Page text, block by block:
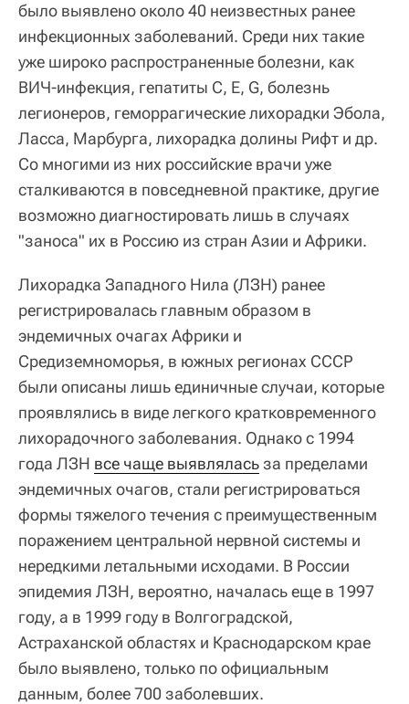
было выявлено около 40 неизвестных ранее
инфекционных заболеваний. Среди них такие
уже широко распространенные болезни, как
ВИЧ‑инфекция, гепатиты С, Е, G, болезнь
легионеров, геморрагические лихорадки Эбола,
Ласса, Марбурга, лихорадка долины Рифт и др.
Со многими из них российские врачи уже
сталкиваются в повседневной практике, другие
возможно диагностировать лишь в случаях
"заноса" их в Россию из стран Азии и Африки.
Лихорадка Западного Нила (ЛЗН) ранее
регистрировалась главным образом в
эндемичных очагах Африки и
Средиземноморья, в южных регионах СССР
были описаны лишь единичные случаи, которые
проявлялись в виде легкого кратковременного
лихорадочного заболевания. Однако с 1994
года ЛЗН все чаще выявляласьза пределами
эндемичных очагов, стали регистрироваться
формы тяжелого течения с преимущественным
поражением центральной нервной системы и
нередкими летальными исходами. В России
эпидемия ЛЗН, вероятно, началась еще в 1997
году, а в 1999 году в Волгоградской,
Астраханской областях и Краснодарском крае
было выявлено, только по официальным
данным, более 700 заболевших.